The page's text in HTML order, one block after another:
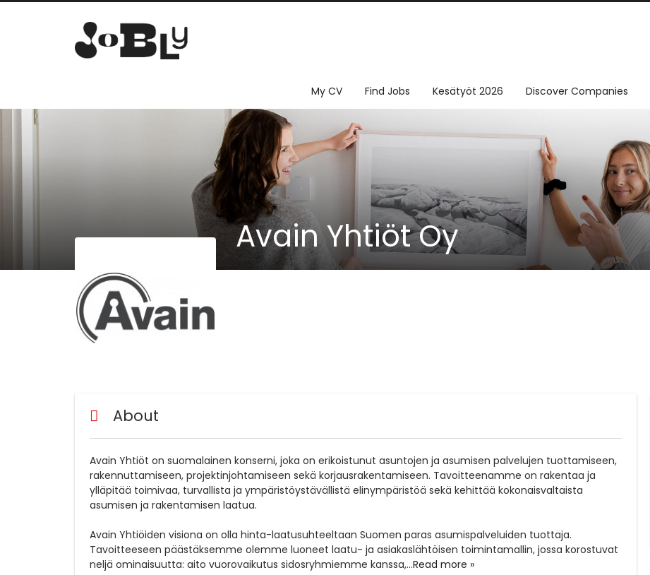
My CV Find Jobs Kesätyöt 2026 Discover Companies
Avain Yhtiöt Oy
About
Avain Yhtiöt on suomalainen konserni, joka on erikoistunut asuntojen ja asumisen palvelujen tuottamiseen,
rakennuttamiseen, projektinjohtamiseen sekä korjausrakentamiseen. Tavoitteenamme on rakentaa ja
ylläpitää toimivaa, turvallista ja ympäristöystävällistä elinympäristöä sekä kehittää kokonaisvaltaista
asumisen ja rakentamisen laatua.
Avain Yhtiöiden visiona on olla hinta-laatusuhteeltaan Suomen paras asumispalveluiden tuottaja.
Tavoitteeseen päästäksemme olemme luoneet laatu- ja asiakaslähtöisen toimintamallin, jossa korostuvat
neljä ominaisuutta: aito vuorovaikutus sidosryhmiemme kanssa,...Read more »